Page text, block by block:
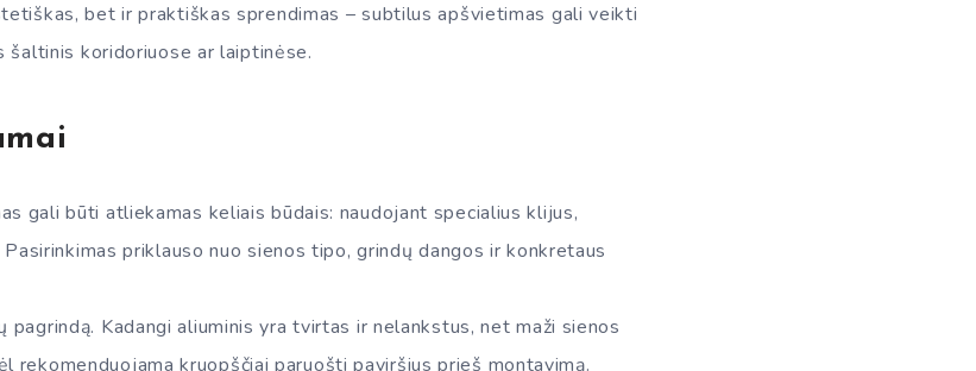
bet ir praktiškas sprendimas – subtilus apšvietimas gali veikti
šaltinis koridoriuose ar laiptinėse.
gali būti atliekamas keliais būdais: naudojant specialius klijus,
priklauso nuo sienos tipo, grindų dangos ir konkretaus
Kadangi aliuminis yra tvirtas ir nelankstus, net maži sienos
rekomenduojama kruopščiai paruošti paviršius prieš montavimą.